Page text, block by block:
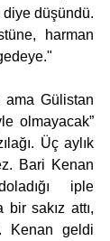
diye düşündü.
harman
ama Gülistan
olmayacak”
Üç aylık
Bari Kenan
iple
bir sakız attı,
Kenan geldi